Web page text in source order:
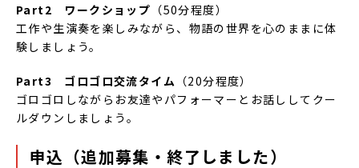
Part2 ワークショップ （50分程度）
工作や生演奏を楽しみながら、物語の世界を心のままに体
験しましょう。
Part3 ゴロゴロ交流タイム （20分程度）
ゴロゴロしながらお友達やパフォーマーとお話ししてクー
ルダウンしましょう。
申込（追加募集・終了しました）